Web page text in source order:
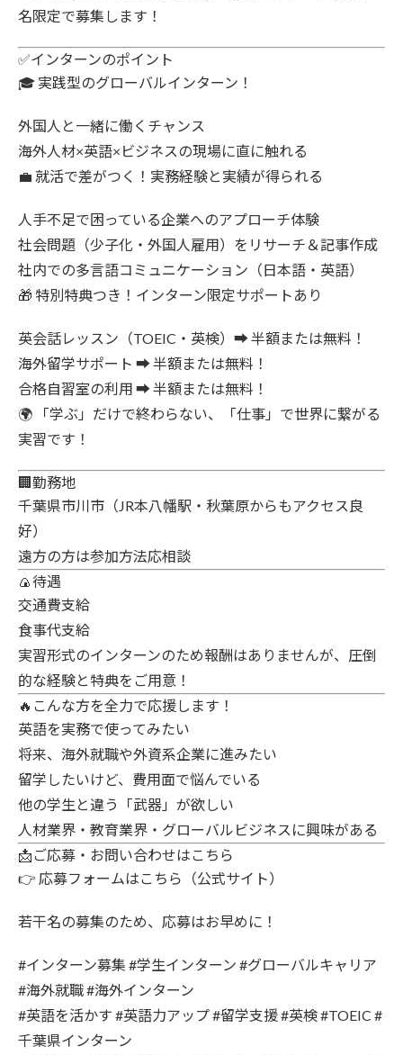
名限定で募集 します！
✅インターンのポイント
🎓 実践型のグローバルインターン！
外国人と一緒に働くチャンス
海外人材×英語×ビジネスの現場に直に触れる
💼 就活で差がつく！実務経験と実績が得られる
人手不足で困っている企業へのアプローチ体験
社会問題（少子化・外国人雇用）をリサーチ＆記事作成
社内での多言語コミュニケーション（日本語・英語）
🎁 特別特典つき！インターン限定サポートあり
英会話レッスン（TOEIC・英検）➡︎半額または無料！
海外留学サポート ➡︎半額または無料！
合格自習室の利用 ➡︎半額または無料！
🌍 「学ぶ」だけで終わらない、「仕事」で世界に繋がる
実習です！
🏢勤務地
千葉県市川市（JR本八幡駅・秋葉原からもアクセス良
好）
遠方の方は参加方法応相談
🍙待遇
交通費支給
食事代支給
実習形式のインターンのため報酬はありませんが、圧倒
的な経験と特典をご用意！
🔥こんな方を全力で応援します！
英語を実務で使ってみたい
将来、海外就職や外資系企業に進みたい
留学したいけど、費用面で悩んでいる
他の学生と違う「武器」が欲しい
人材業界・教育業界・グローバルビジネスに興味がある
📩ご応募・お問い合わせはこちら
👉 応募フォームはこちら（公式サイト）
若干名の募集のため、応募はお早めに！
#インターン募集 #学生インターン #グローバルキャリア
#海外就職 #海外インターン
#英語を活かす #英語力アップ #留学支援 #英検 #TOEIC #
千葉県インターン